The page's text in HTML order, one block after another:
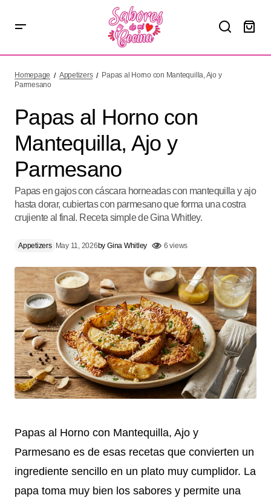
Homepage Appetizers
Papas al Horno con Mantequilla, Ajo y
Parmesano
Papas al Horno con
Mantequilla, Ajo y
Parmesano
Papas en gajos con cáscara horneadas con mantequilla y ajo
hasta dorar, cubiertas con parmesano que forma una costra
crujiente al final. Receta simple de Gina Whitley.
Appetizers May 11, 2026by Gina Whitley 6 views
Papas al Horno con Mantequilla, Ajo y
Parmesano es de esas recetas que convierten un
ingrediente sencillo en un plato muy cumplidor. La
papa toma muy bien los sabores y permite una